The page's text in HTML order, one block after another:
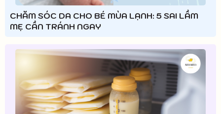
CHĂM SÓC DA CHO BÉ MÙA LẠNH: 5 SAI LẦM
MẸ CẦN TRÁNH NGAY